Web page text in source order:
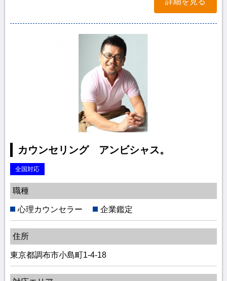
カウンセリング アンビシャス。
全国対応
職種
心理カウンセラー 企業鑑定
住所
東京都調布市小島町1-4-18